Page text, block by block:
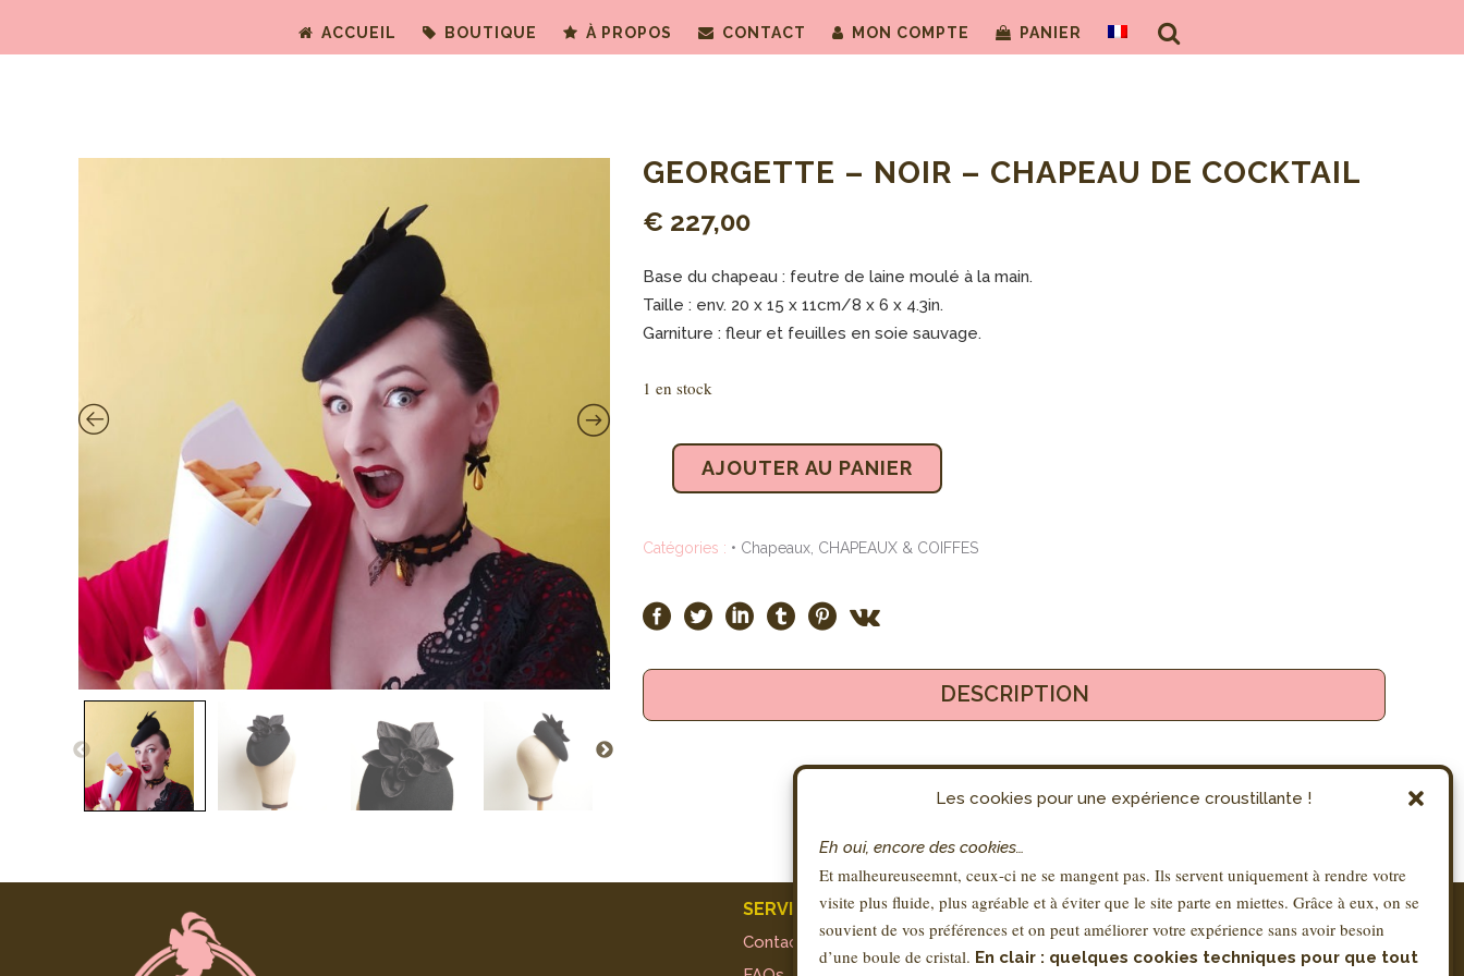
Les cookies pour une expérience croustillante !
Eh oui, encore des cookies…
Et malheureuseemnt, ceux-ci ne se mangent pas. Ils servent uniquement à rendre votre
visite plus fluide, plus agréable et à éviter que le site parte en miettes. Grâce à eux, on se
souvient de vos préférences et on peut améliorer votre expérience sans avoir besoin
d’une boule de cristal. En clair : quelques cookies techniques pour que tout
ACCUEIL BOUTIQUE À PROPOS CONTACT MON COMPTE PANIER
GEORGETTE – NOIR – CHAPEAU DE COCKTAIL
€ 227,00
Base du chapeau : feutre de laine moulé à la main.
Taille : env. 20 x 15 x 11cm/8 x 6 x 4.3in.
Garniture : fleur et feuilles en soie sauvage.
1 en stock
AJOUTER AU PANIER
Catégories : • Chapeaux CHAPEAUX & COIFFES
DESCRIPTION
SERVICE CLIENT
Contact
RÉGLEMENTATION
Conditions Générales de Vente – CGV